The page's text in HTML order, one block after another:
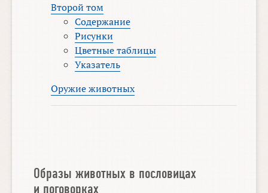
Второй том
Содержание
Рисунки
Цветные таблицы
Указатель
Оружие животных
Образы животных в пословицах
и поговорках